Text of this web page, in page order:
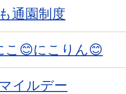
通園制度
こ😊にこりん😊
イルデー